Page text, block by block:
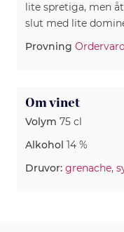
lite spretiga, men
slut med lite
Provning
Om vinet
Volym 75 cl
Alkohol 14 %
Druvor: grenache,